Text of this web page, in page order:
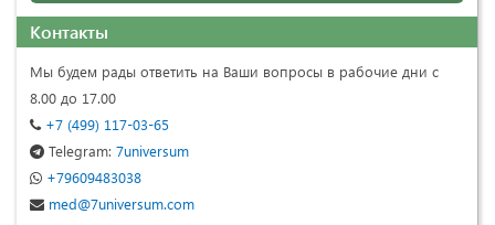
Контакты
Мы будем рады ответить на Ваши вопросы в рабочие дни с
8.00 до 17.00
+7 (499) 117-03-65
Telegram: 7universum
+79609483038
med@7universum.com